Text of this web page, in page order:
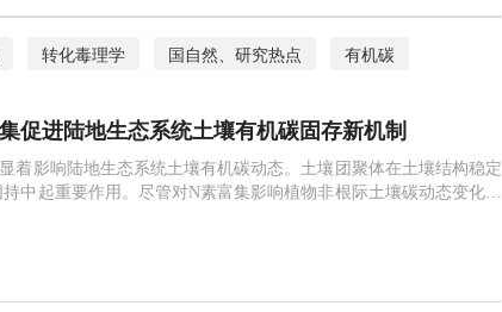
转化毒理学 国自然、研究热点
有机碳
促进陆地生态系统土壤有机碳固存新机制
着影响陆地生态系统土壤有机碳动态。土壤团聚体在土壤结构稳定
中起重要作用。尽管对N素富集影响植物非根际土壤碳动态变化的
聚体对N素富集的响应及其对有机碳固存的潜在机制尚不清楚。中